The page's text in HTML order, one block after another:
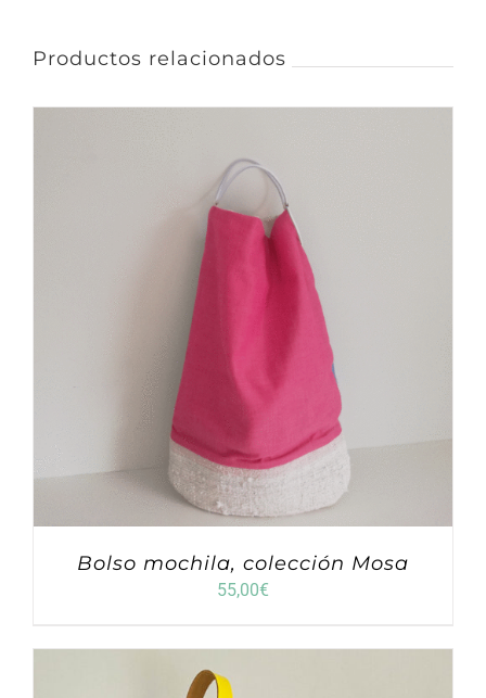
Productos relacionados
Bolso mochila, colección Mosa
55,00€